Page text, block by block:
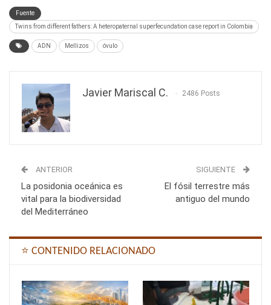
Fuente
Twins from different fathers: A heteropaternal superfecundation case report in Colombia
ADN Mellizos óvulo
Javier Mariscal C. 2486 Posts
ANTERIOR
La posidonia oceánica es
vital para la biodiversidad
del Mediterráneo
SIGUIENTE
El fósil terrestre más
antiguo del mundo
⭐ CONTENIDO RELACIONADO